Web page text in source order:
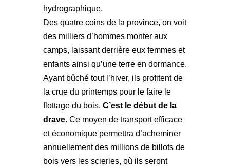
hydrographique.
Des quatre coins de la province, on voit
des milliers d’hommes monter aux
camps, laissant derrière eux femmes et
enfants ainsi qu’une terre en dormance.
Ayant bûché tout l’hiver, ils profitent de
la crue du printemps pour le faire le
flottage du bois. C’est le début de la
drave. Ce moyen de transport efficace
et économique permettra d’acheminer
annuellement des millions de billots de
bois vers les scieries, où ils seront